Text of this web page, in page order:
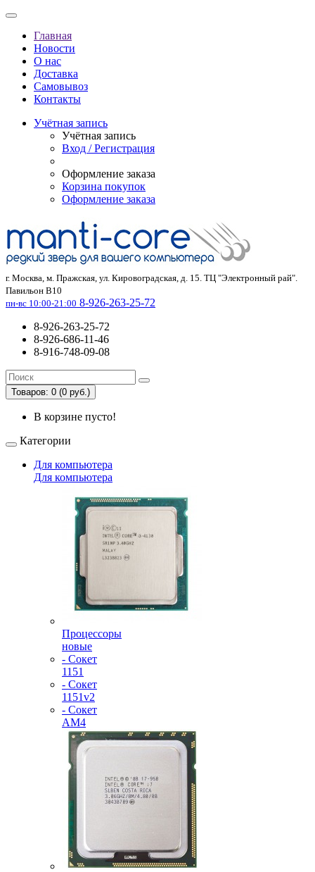
Главная
Новости
О нас
Доставка
Самовывоз
Контакты
Учётная запись
Учётная запись
Вход / Регистрация
Оформление заказа
Корзина покупок
Оформление заказа
г. Москва, м. Пражская, ул. Кировоградская, д. 15. ТЦ "Электронный рай".
Павильон В10
пн-вс 10:00-21:00 8-926-263-25-72
8-926-263-25-72
8-926-686-11-46
8-916-748-09-08
Товаров: 0 (0 руб.)
В корзине пусто!
Категории
Для компьютера
Для компьютера
Процессоры
новые
- Сокет
1151
- Сокет
1151v2
- Сокет
AM4